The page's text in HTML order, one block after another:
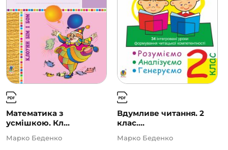
Математика з
усмішкою. Кл...
Марко Беденко
Вдумливе читання. 2
клас....
Марко Беденко